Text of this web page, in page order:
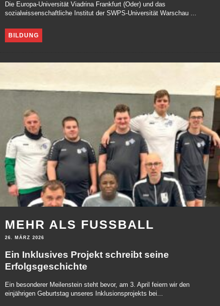
Die Europa-Universität Viadrina Frankfurt (Oder) und das
sozialwissenschaftliche Institut der SWPS-Universität Warschau ...
BILDUNG
MEHR ALS FUSSBALL
26. MÄRZ 2026
Ein Inklusives Projekt schreibt seine
Erfolgsgeschichte
Ein besonderer Meilenstein steht bevor, am 3. April feiern wir den
einjährigen Geburtstag unseres Inklusionsprojekts bei...